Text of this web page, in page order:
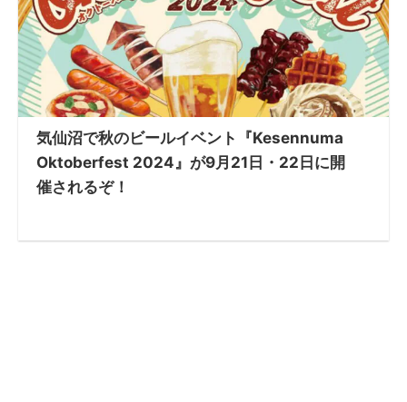
気仙沼で秋のビールイベント『Kesennuma
Oktoberfest 2024』が9月21日・22日に開
催されるぞ！